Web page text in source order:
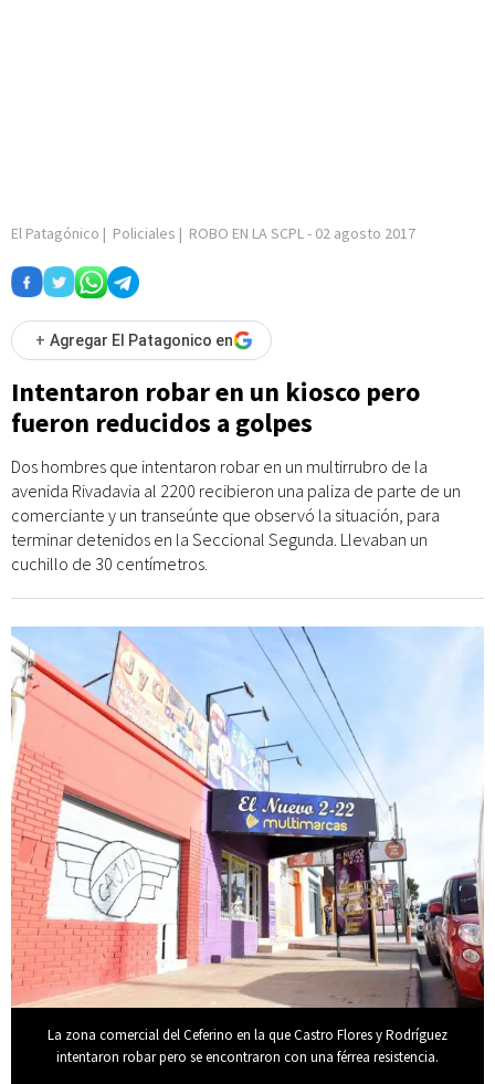
El Patagónico | Policiales | ROBO EN LA SCPL- 02 agosto 2017
+ Agregar El Patagonico en
Intentaron robar en un kiosco pero
fueron reducidos a golpes
Dos hombres que intentaron robar en un multirrubro de la
avenida Rivadavia al 2200 recibieron una paliza de parte de un
comerciante y un transeúnte que observó la situación, para
terminar detenidos en la Seccional Segunda. Llevaban un
cuchillo de 30 centímetros.
La zona comercial del Ceferino en la que Castro Flores y Rodríguez
intentaron robar pero se encontraron con una férrea resistencia.